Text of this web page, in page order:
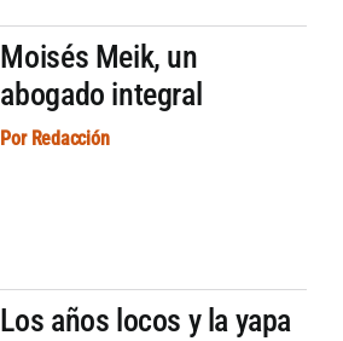
Moisés Meik, un
abogado integral
Por Redacción
Los años locos y la yapa